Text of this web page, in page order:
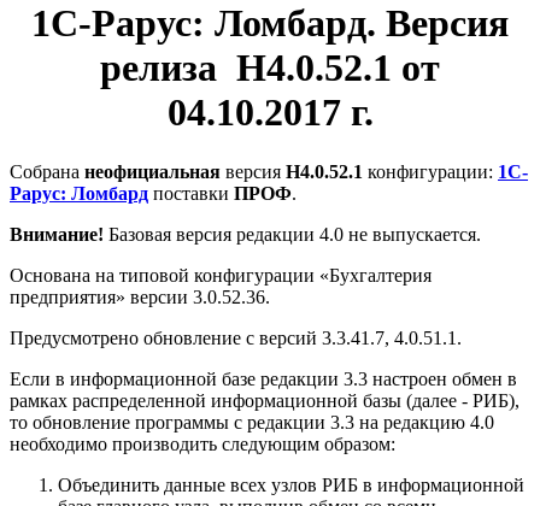
1С-Рарус: Ломбард. Версия
релиза Н4.0.52.1 от
04.10.2017 г.
Собрана неофициальная версия Н4.0.52.1 конфигурации: 1С-
Рарус: Ломбард поставки ПРОФ.
Внимание! Базовая версия редакции 4.0 не выпускается.
Основана на типовой конфигурации «Бухгалтерия
предприятия» версии 3.0.52.36.
Предусмотрено обновление с версий 3.3.41.7, 4.0.51.1.
Если в информационной базе редакции 3.3 настроен обмен в
рамках распределенной информационной базы (далее - РИБ),
то обновление программы с редакции 3.3 на редакцию 4.0
необходимо производить следующим образом:
Объединить данные всех узлов РИБ в информационной